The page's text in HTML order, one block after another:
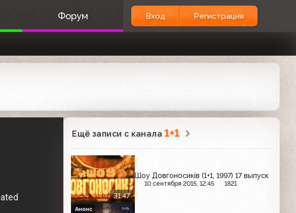
Форум Вход Регистрация
Ещё записи с канала1+1
31:47
Шоу Довгоносиків (1+1, 1997) 17 выпуск
10 сентября 2015, 12:45 1821
Анонс